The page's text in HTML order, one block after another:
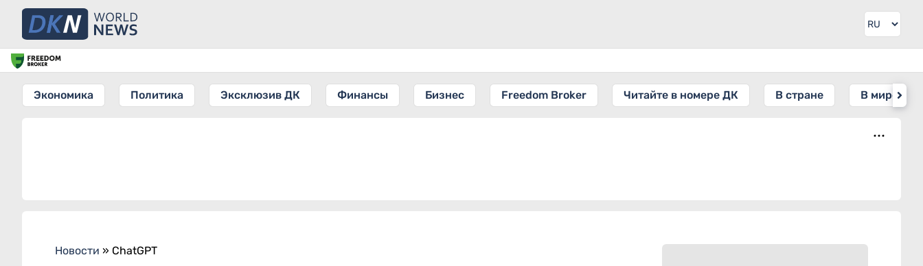
Экономика Политика Эксклюзив ДК Финансы Бизнес Freedom Broker Читайте в номере ДК В стране В мире
Новости » ChatGPT